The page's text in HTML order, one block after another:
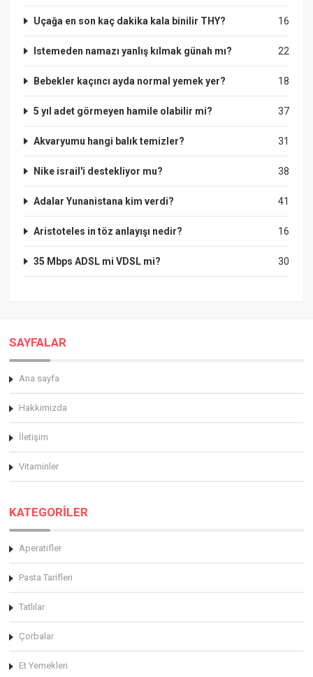
16
Uçağa en son kaç dakika kala binilir THY?
22
Istemeden namazı yanlış kılmak günah mı?
18
Bebekler kaçıncı ayda normal yemek yer?
37
5 yıl adet görmeyen hamile olabilir mi?
31
Akvaryumu hangi balık temizler?
38
Nike israil'i destekliyor mu?
41
Adalar Yunanistana kim verdi?
16
Aristoteles in töz anlayışı nedir?
30
35 Mbps ADSL mi VDSL mi?
SAYFALAR
Ana sayfa
Hakkimizda
İletişim
Vitaminler
KATEGORİLER
Aperatifler
Pasta Tarifleri
Tatlılar
Çorbalar
Et Yemekleri